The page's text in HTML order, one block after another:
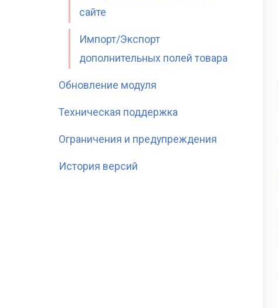
сайте
Импорт/Экспорт
дополнительных полей товара
Обновление модуля
Техническая поддержка
Ограничения и предупреждения
История версий